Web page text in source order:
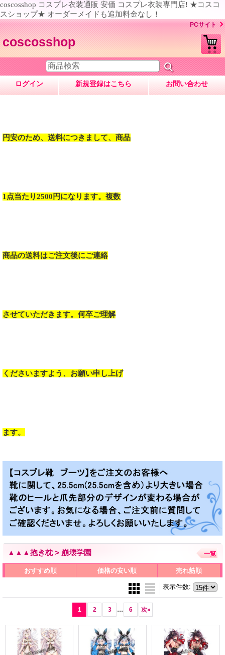
coscosshop コスプレ衣装通販 安価 コスプレ衣装専門店! ★コスコ
スショップ★ オーダーメイドも追加料金なし！
PCサイト
coscosshop
ログイン 新規登録はこちら お問い合わせ
円安のため、送料につきまして、商品
1点当たり2500円になります。複数
商品の送料はご注文後にご連絡
させていただきます。何卒ご理解
くださいますよう、お願い申し上げ
ます。
▲▲▲抱き枕 > 崩壊学園 一覧
おすすめ順 価格の安い順 売れ筋順
表示件数:
1 2 3 ... 6 次»